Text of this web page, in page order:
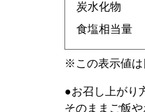
炭水化物
食塩相当量
※この表示値は
お召し上がり
そのままご飯